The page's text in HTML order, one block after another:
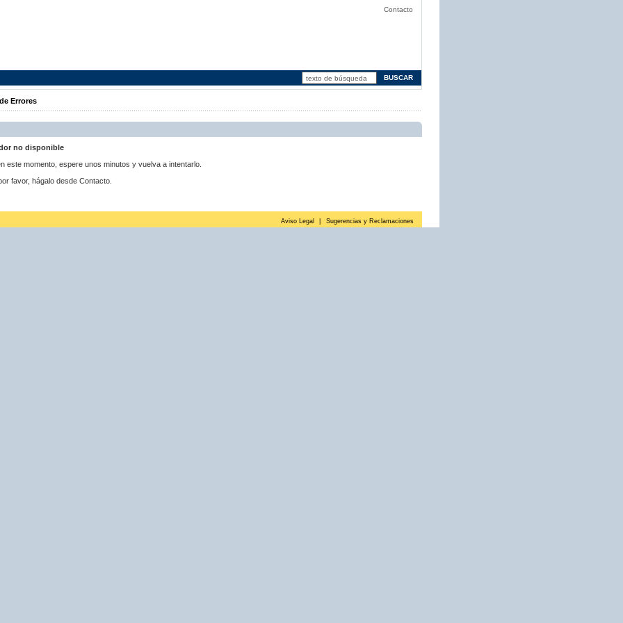
Contacto
Errores
no disponible
este momento, espere unos minutos y vuelva a intentarlo.
favor, hágalo desde Contacto.
Aviso Legal Sugerencias y Reclamaciones